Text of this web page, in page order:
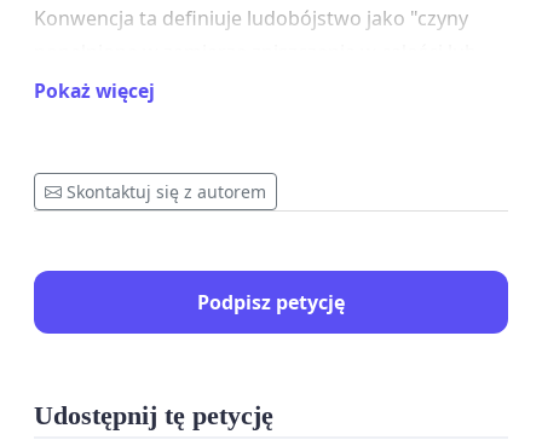
Konwencja ta definiuje ludobójstwo jako "czyny
części grupy narodowej, etnicznej, rasowej lub
fizyczną i kulturową eksterminację.
zdecydowanych kroków dyplomatycznych,
mających na celu powstrzymanie izraelskiej agresji i
ochrony ludności cywilnej w Strefie Gazy.
Pokaż więcej
Skontaktuj się z autorem
Podpisz petycję
Udostępnij tę petycję